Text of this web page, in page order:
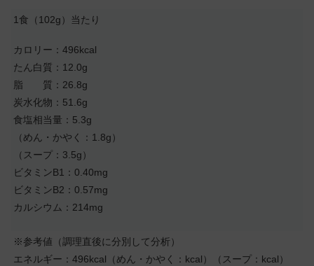
1食（102g）当たり
カロリー：496kcal
たん白質：12.0g
脂 質：26.8g
炭水化物：51.6g
食塩相当量：5.3g
（めん・かやく：1.8g）
（スープ：3.5g）
ビタミンB1：0.40mg
ビタミンB2：0.57mg
カルシウム：214mg
※参考値（調理直後に分別して分析）
エネルギー：496kcal（めん・かやく：kcal）（スープ：kcal）